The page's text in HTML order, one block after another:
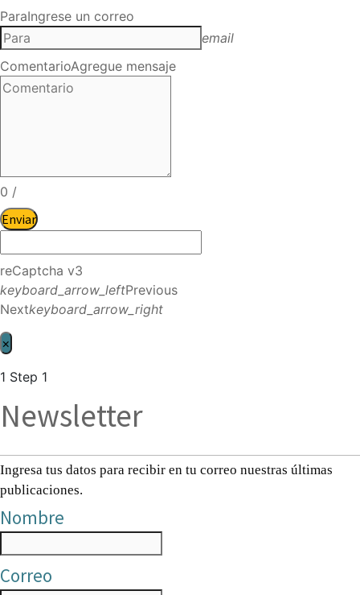
ParaIngrese un correo
email
ComentarioAgregue mensaje
0 /
Enviar
reCaptcha v3
keyboard_arrow_leftPrevious
Nextkeyboard_arrow_right
×
1 Step 1
Newsletter
Ingresa tus datos para recibir en tu correo nuestras últimas
publicaciones.
Nombre
Correo